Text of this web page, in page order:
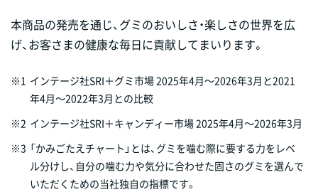
本商品の発売を通じ、グミのおいしさ・楽しさの世界を広
げ、お客さまの健康な毎日に貢献してまいります。
※1 インテージ社SRI＋グミ市場 2025年4月～2026年3月と2021
年4月～2022年3月との比較
※2 インテージ社SRI＋キャンディー市場 2025年4月～2026年3月
※3 「かみごたえチャート」とは、グミを噛む際に要する力をレベ
ル分けし、自分の噛む力や気分に合わせた固さのグミを選んで
いただくための当社独自の指標です。